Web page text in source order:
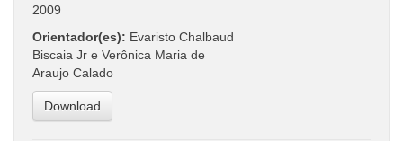
2009
Orientador(es): Evaristo Chalbaud
Biscaia Jr e Verônica Maria de
Araujo Calado
Download